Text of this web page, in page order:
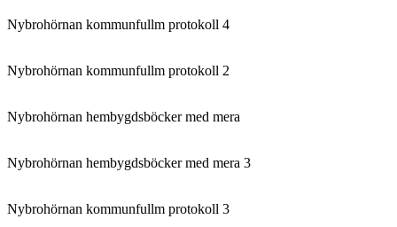
Nybrohörnan kommunfullm protokoll 4
Nybrohörnan kommunfullm protokoll 2
Nybrohörnan hembygdsböcker med mera
Nybrohörnan hembygdsböcker med mera 3
Nybrohörnan kommunfullm protokoll 3